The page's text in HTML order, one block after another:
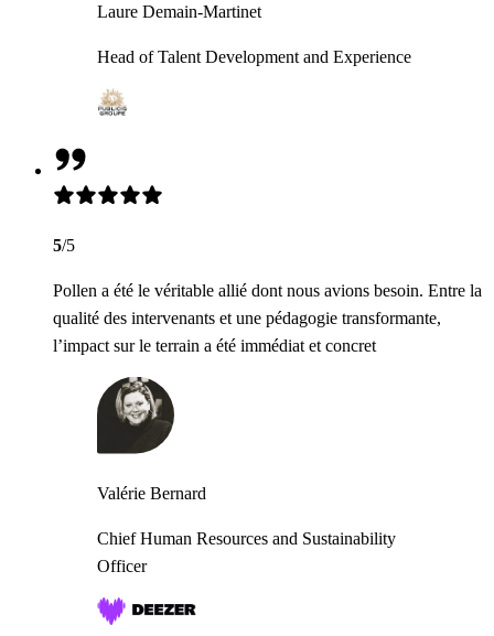
Laure Demain-Martinet
Head of Talent Development and Experience
5/5
Pollen a été le véritable allié dont nous avions besoin. Entre la
qualité des intervenants et une pédagogie transformante,
l’impact sur le terrain a été immédiat et concret
Valérie Bernard
Chief Human Resources and Sustainability
Officer